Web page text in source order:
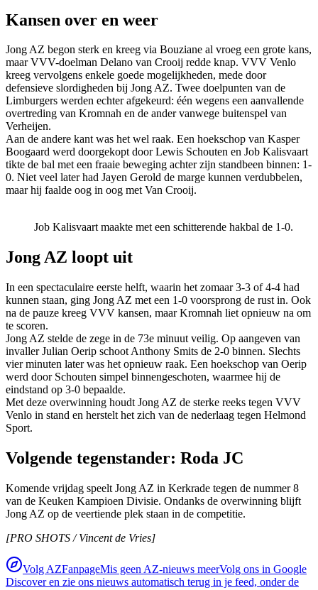
Kansen over en weer
Jong AZ begon sterk en kreeg via Bouziane al vroeg een grote kans,
maar VVV-doelman Delano van Crooij redde knap. VVV Venlo
kreeg vervolgens enkele goede mogelijkheden, mede door
defensieve slordigheden bij Jong AZ. Twee doelpunten van de
Limburgers werden echter afgekeurd: één wegens een aanvallende
overtreding van Kromnah en de ander vanwege buitenspel van
Verheijen.
Aan de andere kant was het wel raak. Een hoekschop van Kasper
Boogaard werd doorgekopt door Lewis Schouten en Job Kalisvaart
tikte de bal met een fraaie beweging achter zijn standbeen binnen: 1-
0. Niet veel later had Jayen Gerold de marge kunnen verdubbelen,
maar hij faalde oog in oog met Van Crooij.
Job Kalisvaart maakte met een schitterende hakbal de 1-0.
Jong AZ loopt uit
In een spectaculaire eerste helft, waarin het zomaar 3-3 of 4-4 had
kunnen staan, ging Jong AZ met een 1-0 voorsprong de rust in. Ook
na de pauze kreeg VVV kansen, maar Kromnah liet opnieuw na om
te scoren.
Jong AZ stelde de zege in de 73e minuut veilig. Op aangeven van
invaller Julian Oerip schoot Anthony Smits de 2-0 binnen. Slechts
vier minuten later was het opnieuw raak. Een hoekschop van Oerip
werd door Schouten simpel binnengeschoten, waarmee hij de
eindstand op 3-0 bepaalde.
Met deze overwinning houdt Jong AZ de sterke reeks tegen VVV
Venlo in stand en herstelt het zich van de nederlaag tegen Helmond
Sport.
Volgende tegenstander: Roda JC
Komende vrijdag speelt Jong AZ in Kerkrade tegen de nummer 8
van de Keuken Kampioen Divisie. Ondanks de overwinning blijft
Jong AZ op de veertiende plek staan in de competitie.
[PRO SHOTS / Vincent de Vries]
Volg AZFanpageMis geen AZ-nieuws meerVolg ons in Google
Discover en zie ons nieuws automatisch terug in je feed, onder de